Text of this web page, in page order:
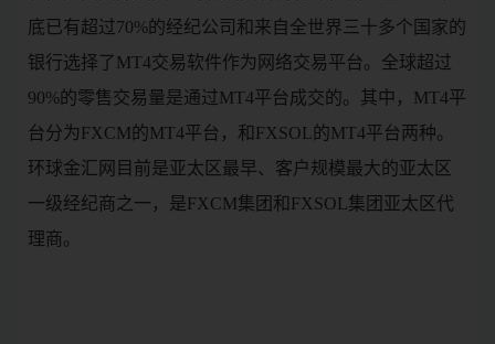
底已有超过70%的经纪公司和来自全世界三十多个国家的
银行选择了MT4交易软件作为网络交易平台。全球超过
90%的零售交易量是通过MT4平台成交的。其中，MT4平
台分为FXCM的MT4平台，和FXSOL的MT4平台两种。
环球金汇网目前是亚太区最早、客户规模最大的亚太区
一级经纪商之一，是FXCM集团和FXSOL集团亚太区代
理商。